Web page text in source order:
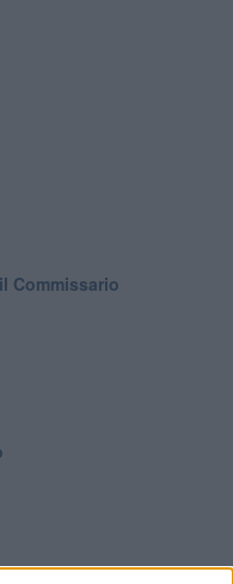
Commissario